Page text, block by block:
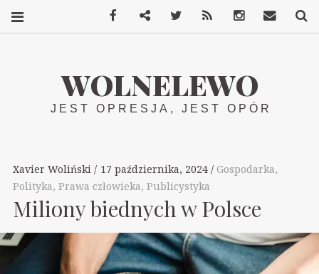
WOLNELEWO
JEST OPRESJA, JEST OPÓR
Xavier Woliński 17 października, 2024 Gospodarka,
Polityka, Prawa człowieka, Publicystyka
Miliony biednych w Polsce
FacebookMastodonTwitter InstagramKontakt